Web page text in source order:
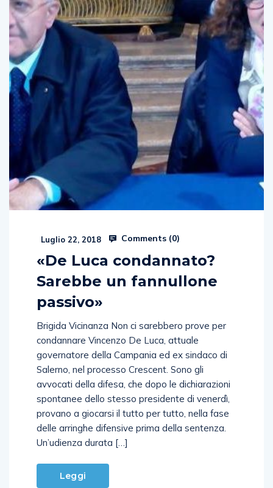
Luglio 22, 2018 Comments (0)
«De Luca condannato?
Sarebbe un fannullone
passivo»
Brigida Vicinanza Non ci sarebbero prove per
condannare Vincenzo De Luca, attuale
governatore della Campania ed ex sindaco di
Salerno, nel processo Crescent. Sono gli
avvocati della difesa, che dopo le dichiarazioni
spontanee dello stesso presidente di venerdì,
provano a giocarsi il tutto per tutto, nella fase
delle arringhe difensive prima della sentenza.
Un’udienza durata […]
Leggi